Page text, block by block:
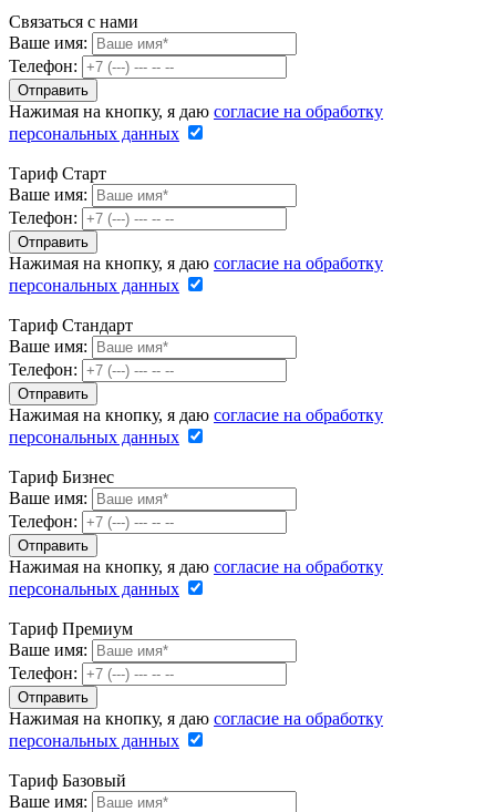
Связаться с нами
Ваше имя:
Телефон:
Нажимая на кнопку, я даю согласие на обработку
персональных данных
Тариф Старт
Ваше имя:
Телефон:
Нажимая на кнопку, я даю согласие на обработку
персональных данных
Тариф Стандарт
Ваше имя:
Телефон:
Нажимая на кнопку, я даю согласие на обработку
персональных данных
Тариф Бизнес
Ваше имя:
Телефон:
Нажимая на кнопку, я даю согласие на обработку
персональных данных
Тариф Премиум
Ваше имя:
Телефон:
Нажимая на кнопку, я даю согласие на обработку
персональных данных
Тариф Базовый
Ваше имя: